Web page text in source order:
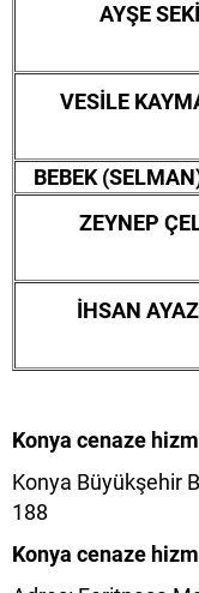
AYŞE SEKİ
VESİLE
BEBEK
ZEYNEP
İHSAN
Konya cenaze
Konya Büyükşehir
188
Konya cenaze